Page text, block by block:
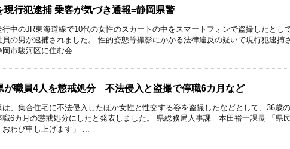
現行犯逮捕 乗客が気づき通報=静岡県警
行中のJR東海道線で10代の女性のスカートの中をスマートフォンで盗撮したとし
員の男が逮捕されました。 性的姿態等撮影にかかる法律違反の疑いで現行犯逮捕
岡市駿河区に住む会 ...
が職員4人を懲戒処分 不法侵入と盗撮で停職6カ月など
は、集合住宅に不法侵入したほか女性と性交する姿を盗撮したなどとして、36歳
職6カ月の懲戒処分にしたと発表しました。 県総務局人事課 本田裕一課長 「県
おわび申し上げます」 ...